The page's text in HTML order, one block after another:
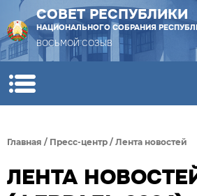
СОВЕТ РЕСПУБЛИКИ
НАЦИОНАЛЬНОГО СОБРАНИЯ
ВОСЬМОЙ СОЗЫВ
Главная / Пресс-центр / Лента новостей
ЛЕНТА